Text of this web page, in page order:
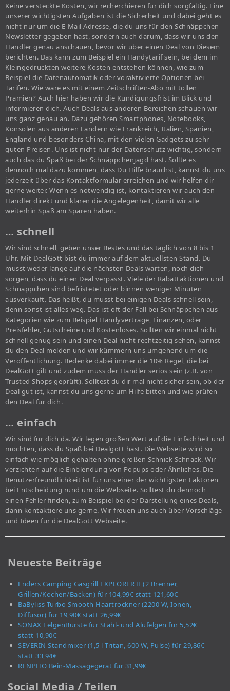
Keine versteckte Kosten, wir recherchieren für dich sorgfältig. Eine
unserer wichtigsten Aufgaben ist die Sicherheit und dabei geht es
nicht nur um die E-Mail Adresse, die du uns für den Schnäppchen-
Newsletter gegeben hast, sondern auch darum, dass wir uns den
Händler genau anschauen, bevor wir über einen Deal von Diesem
berichten. Das kann zum Beispiel ein Handytarif sein, bei dem im
Kleingedruckten weitere Kosten entstehen können, wie zum
Beispiel die Datenautomatik oder voraktivierte Optionen bei
Tarifen. Wie wäre es mit einem Zeitschriften-Abo mit tollen
Prämien? Auch hier haben wir die Kündigungsfrist im Blick und
informieren dich. Auch Deals aus anderen Bereichen schauen wir
uns ganz genau an. Dazu gehören Smartphones, Notebooks,
Konsolen aus anderen Ländern wie Frankreich, Italien, Spanien,
England und besonders China, mit den vielen Gadgets zu sehr
guten Preisen. Uns ist nicht nur der Datenschutz wichtig, sondern
auch das du Spaß bei der Schnäppchenjagd hast. Sollte es
dennoch mal dazu kommen, dass Du Hilfe brauchst, kannst du uns
jederzeit über das Kontaktformular erreichen und wir helfen dir
gerne weiter. Wenn es notwendig ist, kontaktieren wir auch den
Händler direkt und klären die Angelegenheit, damit wir alle
weiterhin Spaß am Sparen haben.
… schnell
Wir sind schnell, geben unser Bestes und das täglich von 8 bis 1
Uhr. Mit DealGott bist du immer auf dem aktuellsten Stand. Du
musst weder lange auf die nächsten Deals warten, noch dich
sorgen, dass du einen Deal verpasst. Viele der Rabattaktionen und
Schnäppchen sind befristetet oder binnen weniger Minuten
ausverkauft. Das heißt, du musst bei einigen Deals schnell sein,
denn sonst ist alles weg. Das ist oft der Fall bei Schnäppchen aus
Kategorien wie zum Beispiel Handyverträge, Finanzen, oder
Preisfehler, Gutscheine und Kostenloses. Sollten wir einmal nicht
schnell genug sein und einen Deal nicht rechtzeitig sehen, kannst
du den Deal melden und wir kümmern uns umgehend um die
Veröffentlichung. Bedenke dabei immer die 10% Regel, die bei
DealGott gilt und zudem muss der Händler seriös sein (z.B. von
Trusted Shops geprüft). Solltest du dir mal nicht sicher sein, ob der
Deal gut ist, kannst du uns gerne um Hilfe bitten und wie prüfen
den Deal für dich.
… einfach
Wir sind für dich da. Wir legen großen Wert auf die Einfachheit und
möchten, dass du Spaß bei Dealgott hast. Die Webseite wird so
einfach wie möglich gehalten ohne großen Schnick Schnack. Wir
verzichten auf die Einblendung von Popups oder Ähnliches. Die
Benutzerfreundlichkeit ist für uns einer der wichtigsten Faktoren
bei Entscheidung rund um die Webseite. Solltest du dennoch
einen Fehler finden, zum Beispiel bei der Darstellung eines Deals,
dann kontaktiere uns gerne. Wir freuen uns auch über Vorschläge
und Ideen für die DealGott Webseite.
Neueste Beiträge
Enders Camping Gasgrill EXPLORER II (2 Brenner,
Grillen/Kochen/Backen) für 104,99€ statt 121,60€
BaByliss Turbo Smooth Haartrockner (2200 W, Ionen,
Diffusor) für 19,90€ statt 26,99€
SONAX FelgenBürste für Stahl- und Alufelgen für 5,52€
statt 10,90€
SEVERIN Standmixer (1,5 l Tritan, 600 W, Pulse) für 29,86€
statt 33,94€
RENPHO Bein-Massagegerät für 31,99€
Social Media / Teilen